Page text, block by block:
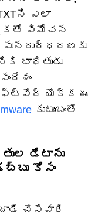
ఎలా
విమోచన
పునరుద్ధరణకు
బాధితుడు
యొక్క ఈ
కుటుంబంతో
డేటాను
కోసం
దాడి చేసేవారి